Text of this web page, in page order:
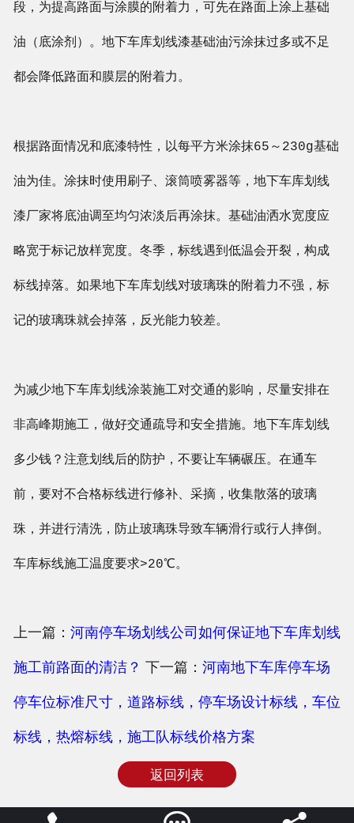
段，为提高路面与涂膜的附着力，可先在路面上涂上基础
油（底涂剂）。地下车库划线漆基础油污涂抹过多或不足
都会降低路面和膜层的附着力。
根据路面情况和底漆特性，以每平方米涂抹65～230g基础
油为佳。涂抹时使用刷子、滚筒喷雾器等，地下车库划线
漆厂家将底油调至均匀浓淡后再涂抹。基础油洒水宽度应
略宽于标记放样宽度。冬季，标线遇到低温会开裂，构成
标线掉落。如果地下车库划线对玻璃珠的附着力不强，标
记的玻璃珠就会掉落，反光能力较差。
为减少地下车库划线涂装施工对交通的影响，尽量安排在
非高峰期施工，做好交通疏导和安全措施。地下车库划线
多少钱？注意划线后的防护，不要让车辆碾压。在通车
前，要对不合格标线进行修补、采摘，收集散落的玻璃
珠，并进行清洗，防止玻璃珠导致车辆滑行或行人摔倒。
车库标线施工温度要求>20℃。
上一篇： 河南停车场划线公司如何保证地下车库划线
施工前路面的清洁？ 下一篇： 河南地下车库停车场
停车位标准尺寸，道路标线，停车场设计标线，车位
标线，热熔标线，施工队标线价格方案
返回列表